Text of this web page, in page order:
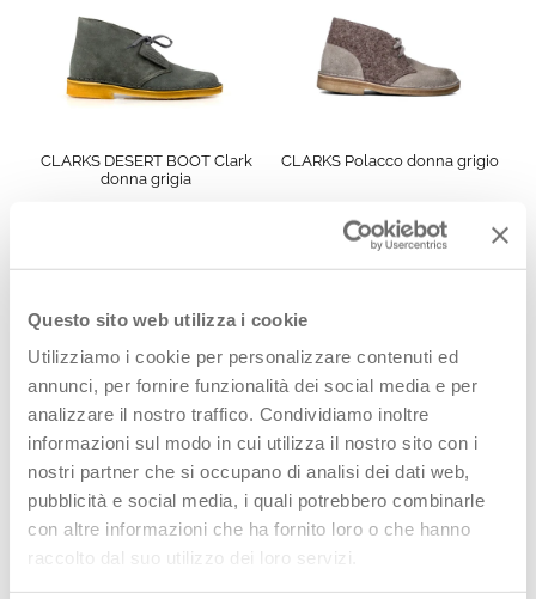
Questo sito web utilizza i cookie
Utilizziamo i cookie per personalizzare contenuti ed
annunci, per fornire funzionalità dei social media e per
analizzare il nostro traffico. Condividiamo inoltre
informazioni sul modo in cui utilizza il nostro sito con i
nostri partner che si occupano di analisi dei dati web,
pubblicità e social media, i quali potrebbero combinarle
con altre informazioni che ha fornito loro o che hanno
raccolto dal suo utilizzo dei loro servizi.
CLARKS DESERT BOOT Clark
donna grigia
SCOPRI
CLARKS Polacco donna grigio
160,00 40 % € 96,00
SCOPRI